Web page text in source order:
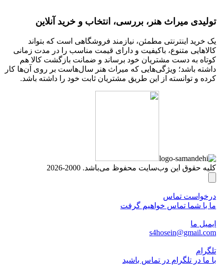
تولیدی میراث هنر، بررسی، انتخاب و خرید آنلاین
یک خرید اینترنتی مطمئن، نیازمند فروشگاهی است که بتواند
کالاهایی متنوع، باکیفیت و دارای قیمت مناسب را در مدت زمانی
کوتاه به دست مشتریان خود برساند و ضمانت بازگشت کالا هم
داشته باشد؛ ویژگی‌هایی که میراث هنر سال‌هاست بر روی آن‌ها کار
کرده و توانسته از این طریق مشتریان ثابت خود را داشته باشد.
کلیه حقوق این وب‌سایت محفوظ می‌باشد. 2000-2026
درخواست تماس
ما با شما تماس خواهیم گرفت
ایمیل ما
s4hosein@gmail.com
تلگرام
با ما در تلگرام در تماس باشید